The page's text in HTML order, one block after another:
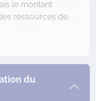
le montant
ressources de
du